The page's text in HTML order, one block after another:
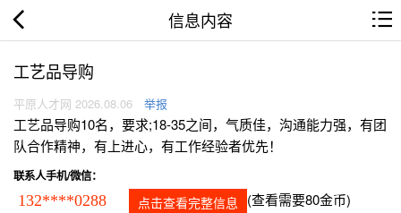
信息内容
工艺品导购
平原人才网 2026.08.06 举报
工艺品导购10名，要求;18-35之间，气质佳，沟通能力强，有团
队合作精神，有上进心，有工作经验者优先！
联系人手机/微信：
132****0288 点击查看完整信息 (查看需要80金币)